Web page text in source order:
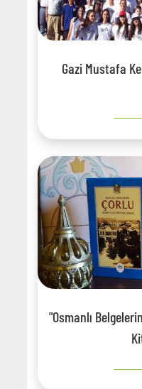
Gazi Mustafa
"Osmanlı